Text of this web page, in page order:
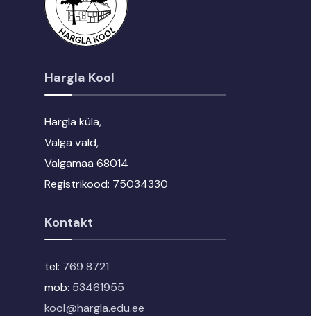
Hargla Kool
Hargla küla,
Valga vald,
Valgamaa 68014
Registrikood: 75034330
Kontakt
tel: 769 8721
mob: 53461955
kool@hargla.edu.ee